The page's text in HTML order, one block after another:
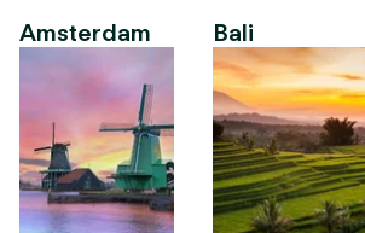
Amsterdam
Bali